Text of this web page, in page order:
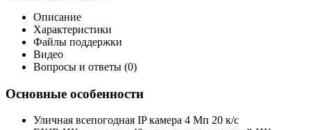
Описание
Характеристики
Файлы поддержки
Видео
Вопросы и ответы (0)
Основные особенности
Уличная всепогодная IP камера 4 Мп 20 к/с